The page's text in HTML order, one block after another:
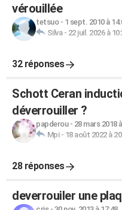
vérouillée
tetsuo- 1 sept. 2010 à
Silva- 22 juil. 2026 à
32 réponses
Schott Ceran
déverrouiller ?
papderou- 28 mars 2018
Mpi- 18 août 2022 à
28 réponses
deverrouiler une